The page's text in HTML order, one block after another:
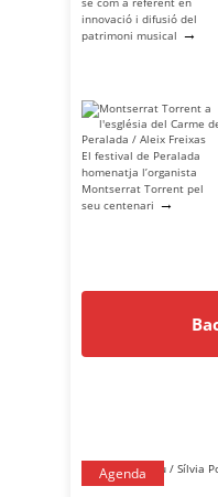
innovació i difusió del
patrimoni musical →
El festival de Peralada
homenatja l’organista
Montserrat Torrent pel
seu centenari →
Agenda